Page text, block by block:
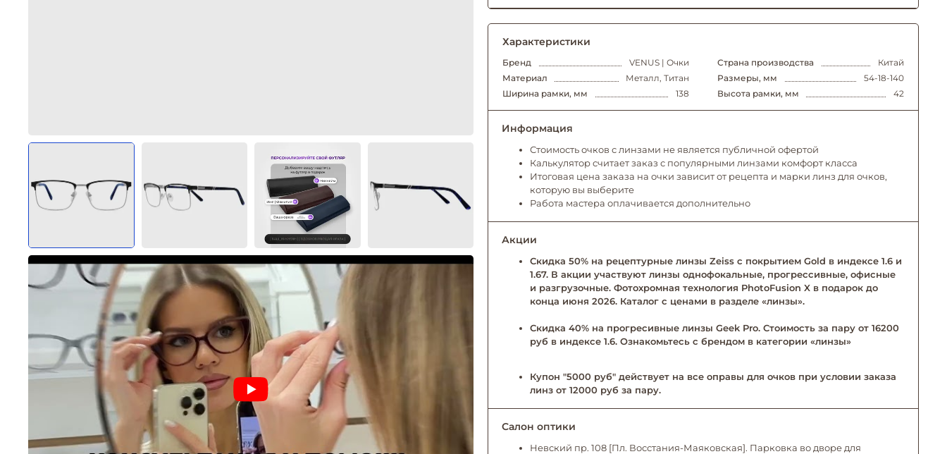
Характеристики
Бренд VENUS | Очки Страна производства
Китай
Материал
Металл, Титан Размеры, мм
54-18-140
Ширина рамки, мм
138 Высота рамки, мм 42
Информация
Стоимость очков с линзами не является публичной офертой
Калькулятор считает заказ с популярными линзами комфорт класса
Итоговая цена заказа на очки зависит от рецепта и марки линз для очков,
которую вы выберите
Работа мастера оплачивается дополнительно
Акции
Скидка 50% на рецептурные линзы Zeiss с покрытием Gold в индексе 1.6 и
1.67. В акции участвуют линзы однофокальные, прогрессивные, офисные
и разгрузочные. Фотохромная технология PhotoFusion X в подарок до
конца июня 2026. Каталог с ценами в разделе «линзы».
Скидка 40% на прогресивные линзы Geek Pro. Стоимость за пару от 16200
руб в индексе 1.6. Ознакомьтесь с брендом в категории «линзы»
Купон "5000 руб" действует на все оправы для очков при условии заказа
линз от 12000 руб за пару.
Салон оптики
Невский пр. 108 [Пл. Восстания-Маяковская]. Парковка во дворе для